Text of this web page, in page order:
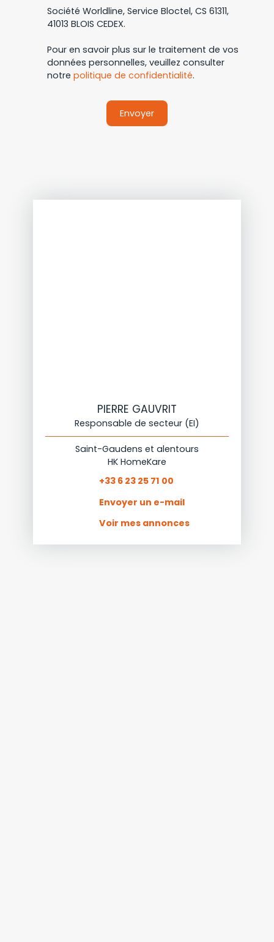
Société Worldline, Service Bloctel, CS 61311,
41013 BLOIS CEDEX.
Pour en savoir plus sur le traitement de vos
données personnelles, veuillez consulter
notre politique de confidentialité.
Envoyer
PIERRE GAUVRIT
Responsable de secteur (EI)
Saint-Gaudens et alentours
HK HomeKare
+33 6 23 25 71 00
Envoyer un e-mail
Voir mes annonces